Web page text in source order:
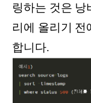
링하는 것은 낭
리에 올리기 전
합니다.